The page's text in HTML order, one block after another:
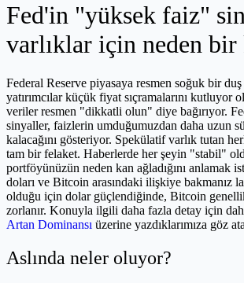
Fed'in "yüksek faiz"
varlıklar için neden bir
Federal Reserve piyasaya resmen soğuk bir duş
yatırımcılar küçük fiyat sıçramalarını kutluyor
veriler resmen "dikkatli olun" diye bağırıyor.
sinyaller, faizlerin umduğumuzdan daha uzun
kalacağını gösteriyor. Spekülatif varlık tutan
tam bir felaket. Haberlerde her şeyin "stabil"
portföyünüzün neden kan ağladığını anlamak
doları ve Bitcoin arasındaki ilişkiye bakmanız
olduğu için dolar güçlendiğinde, Bitcoin
zorlanır. Konuyla ilgili daha fazla detay için
Artan Dominansı üzerine yazdıklarımıza göz
Aslında neler oluyor?